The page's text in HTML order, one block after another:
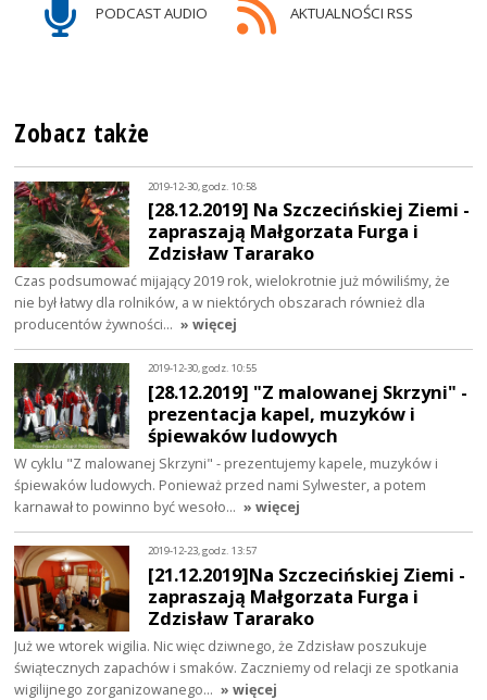
PODCAST AUDIO AKTUALNOŚCI RSS
Zobacz także
2019-12-30, godz. 10:58
[28.12.2019] Na Szczecińskiej Ziemi -
zapraszają Małgorzata Furga i
Zdzisław Tararako
Czas podsumować mijający 2019 rok, wielokrotnie już mówiliśmy, że
nie był łatwy dla rolników, a w niektórych obszarach również dla
producentów żywności… » więcej
2019-12-30, godz. 10:55
[28.12.2019] "Z malowanej Skrzyni" -
prezentacja kapel, muzyków i
śpiewaków ludowych
W cyklu "Z malowanej Skrzyni" - prezentujemy kapele, muzyków i
śpiewaków ludowych. Ponieważ przed nami Sylwester, a potem
karnawał to powinno być wesoło… » więcej
2019-12-23, godz. 13:57
[21.12.2019]Na Szczecińskiej Ziemi -
zapraszają Małgorzata Furga i
Zdzisław Tararako
Już we wtorek wigilia. Nic więc dziwnego, że Zdzisław poszukuje
świątecznych zapachów i smaków. Zaczniemy od relacji ze spotkania
wigilijnego zorganizowanego… » więcej